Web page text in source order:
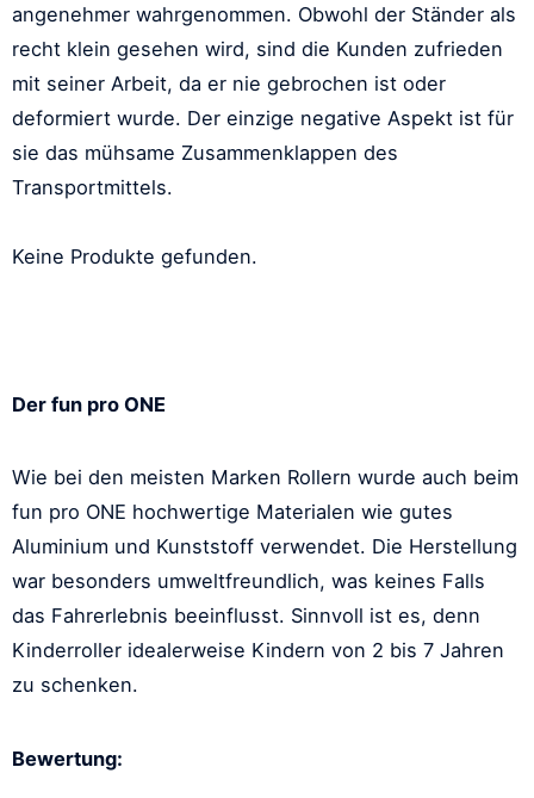
angenehmer wahrgenommen. Obwohl der Ständer als
recht klein gesehen wird, sind die Kunden zufrieden
mit seiner Arbeit, da er nie gebrochen ist oder
deformiert wurde. Der einzige negative Aspekt ist für
sie das mühsame Zusammenklappen des
Transportmittels.
Keine Produkte gefunden.
Der fun pro ONE
Wie bei den meisten Marken Rollern wurde auch beim
fun pro ONE hochwertige Materialen wie gutes
Aluminium und Kunststoff verwendet. Die Herstellung
war besonders umweltfreundlich, was keines Falls
das Fahrerlebnis beeinflusst. Sinnvoll ist es, denn
Kinderroller idealerweise Kindern von 2 bis 7 Jahren
zu schenken.
Bewertung: